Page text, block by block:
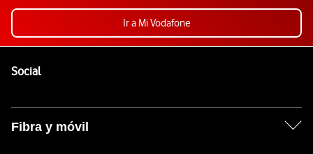
Ir a Mi Vodafone
SocialEnlaces a las redes sociales de Vodafone
Fibra y móvil